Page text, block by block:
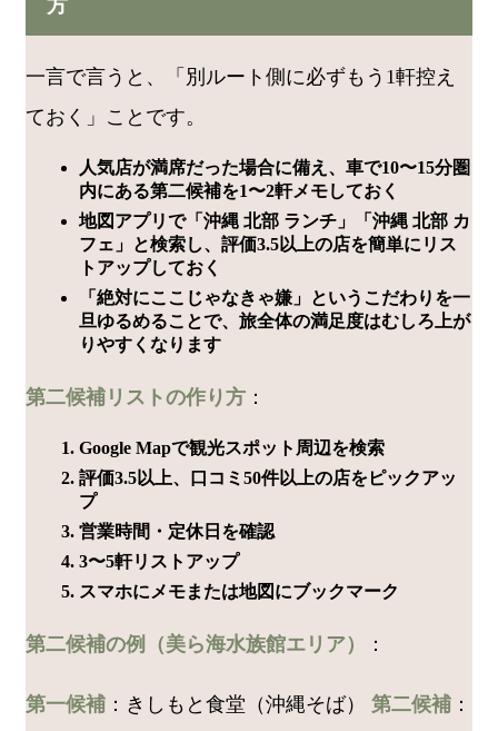
方
一言で言うと、「別ルート側に必ずもう1軒控え
ておく」ことです。
人気店が満席だった場合に備え、車で10〜15分圏
内にある第二候補を1〜2軒メモしておく
地図アプリで「沖縄 北部 ランチ」「沖縄 北部 カ
フェ」と検索し、評価3.5以上の店を簡単にリス
トアップしておく
「絶対にここじゃなきゃ嫌」というこだわりを一
旦ゆるめることで、旅全体の満足度はむしろ上が
りやすくなります
第二候補リストの作り方 ：
Google Mapで観光スポット周辺を検索
評価3.5以上、口コミ50件以上の店をピックアッ
プ
営業時間・定休日を確認
3〜5軒リストアップ
スマホにメモまたは地図にブックマーク
第二候補の例（美ら海水族館エリア） ：
第一候補 ：きしもと食堂（沖縄そば） 第二候補 ：